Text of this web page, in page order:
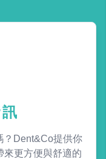
？Dent&Co提供你
來更方便與舒適的